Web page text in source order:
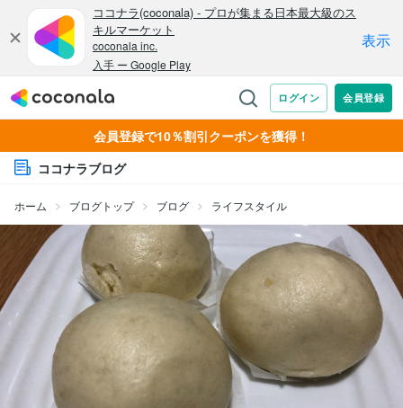
会員登録で10％割引クーポンを獲得！
ココナラブログ
ホーム ブログトップ ブログ ライフスタイル